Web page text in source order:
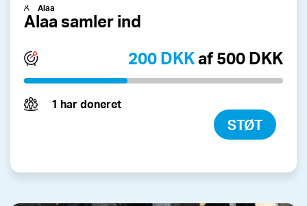
Alaa
Alaa samler ind
200 DKKaf 500 DKK
1 har doneret
STØT